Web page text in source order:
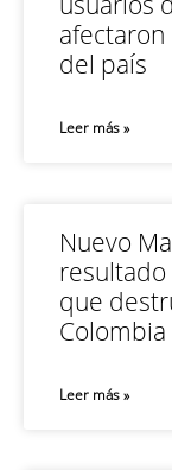
del país
Leer más »
Nuevo
que
Colombia
Leer más »